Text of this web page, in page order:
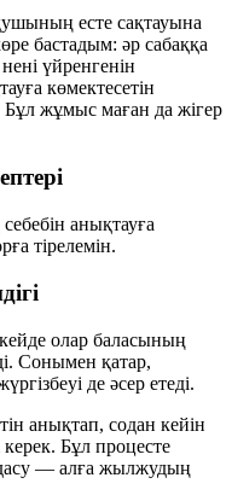
есте сақтауына
бастадым: әр сабаққа
үйренгенін
көмектесетін
жұмыс маған да жігер
анықтауға
тірелемін.
олар баласының
Сонымен қатар,
де әсер етеді.
анықтап, содан кейін
Бұл процесте
— алға жылжудың